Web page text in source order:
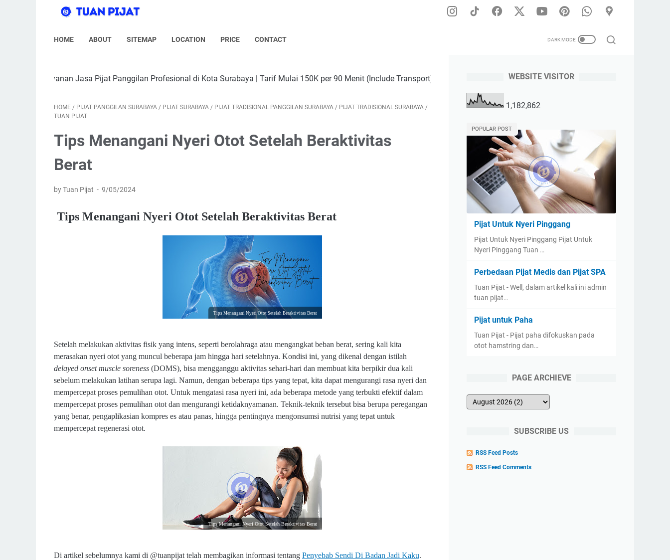
HOME ABOUT SITEMAP LOCATION PRICE CONTACT
Jasa Pijat Panggilan Profesional di Kota Surabaya | Tarif Mulai 150K per 90 Menit (Include Transport) | Tersedia Terapis Pria dan Wanita | Melayani Panggilan Untuk Seluruh Wilayah
HOME / PIJAT PANGGILAN SURABAYA / PIJAT SURABAYA / PIJAT TRADISIONAL PANGGILAN SURABAYA / PIJAT TRADISIONAL SURABAYA /
TUAN PIJAT
Tips Menangani Nyeri Otot Setelah Beraktivitas
Berat
by Tuan Pijat 9/05/2024
Tips Menangani Nyeri Otot Setelah Beraktivitas Berat
Tips Menangani Nyeri Otot Setelah Beraktivitas Berat
Setelah melakukan aktivitas fisik yang intens, seperti berolahraga atau mengangkat beban berat, sering kali kita
merasakan nyeri otot yang muncul beberapa jam hingga hari setelahnya. Kondisi ini, yang dikenal dengan istilah
delayed onset muscle soreness (DOMS), bisa mengganggu aktivitas sehari-hari dan membuat kita berpikir dua kali
sebelum melakukan latihan serupa lagi. Namun, dengan beberapa tips yang tepat, kita dapat mengurangi rasa nyeri dan
mempercepat proses pemulihan otot. Untuk mengatasi rasa nyeri ini, ada beberapa metode yang terbukti efektif dalam
mempercepat proses pemulihan otot dan mengurangi ketidaknyamanan. Teknik-teknik tersebut bisa berupa peregangan
yang benar, pengaplikasian kompres es atau panas, hingga pentingnya mengonsumsi nutrisi yang tepat untuk
mempercepat regenerasi otot.
Tips Menangani Nyeri Otot Setelah Beraktivitas Berat
Di artikel sebelumnya kami di @tuanpijat telah membagikan informasi tentang Penyebab Sendi Di Badan Jadi Kaku.
WEBSITE VISITOR
1,182,862
POPULAR POST
Pijat Untuk Nyeri Pinggang
Pijat Untuk Nyeri Pinggang Pijat Untuk
Nyeri Pinggang Tuan …
Perbedaan Pijat Medis dan Pijat SPA
Tuan Pijat - Well, dalam artikel kali ini admin
tuan pijat…
Pijat untuk Paha
Tuan Pijat - Pijat paha difokuskan pada
otot hamstring dan…
PAGE ARCHIEVE
SUBSCRIBE US
RSS Feed Posts
RSS Feed Comments